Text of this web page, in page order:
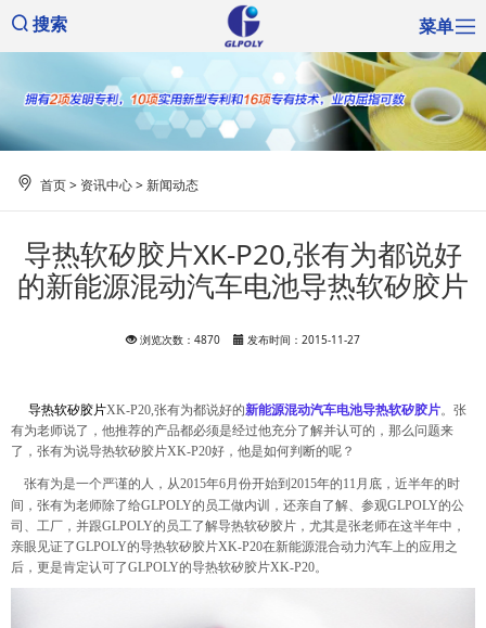
搜索 菜单
首页> 资讯中心>新闻动态
导热软矽胶片XK-P20,张有为都说好
的新能源混动汽车电池导热软矽胶片
浏览次数：4870 发布时间：2015-11-27
导热软矽胶片XK-P20,张有为都说好的新能源混动汽车电池导热软矽胶片。张
有为老师说了，他推荐的产品都必须是经过他充分了解并认可的，那么问题来
了，张有为说导热软矽胶片XK-P20好，他是如何判断的呢？
张有为是一个严谨的人，从2015年6月份开始到 2015年的11 月底，近半年的时
间，张有为老师除了给GLPOLY的员工做内训，还亲自了解、参观GLPOLY的公
司、工厂，并跟GLPOLY的员工了解导热软矽胶片，尤其是张老师在这半年中，
亲眼见证了GLPOLY的导热软矽胶片XK-P20在新能源混合动力汽车上的应用之
后，更是肯定认可了GLPOLY的导热软矽胶片XK-P20。